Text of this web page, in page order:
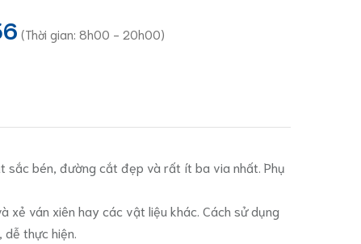
(Thời gian: 8h00 - 20h00)
sắc bén, đường cắt đẹp và rất ít ba via nhất. Phụ
ván xiên hay các vật liệu khác. Cách sử dụng
thực hiện.